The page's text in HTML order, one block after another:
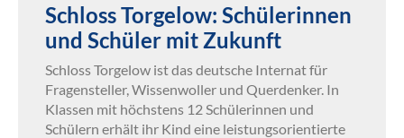
Schloss Torgelow: Schülerinnen
und Schüler mit Zukunft
Schloss Torgelow ist das deutsche Internat für
Fragensteller, Wissenwoller und Querdenker. In
Klassen mit höchstens 12 Schülerinnen und
Schülern erhält ihr Kind eine leistungsorientierte